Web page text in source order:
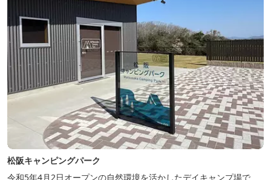
松阪キャンピングパーク
令和5年4月2日オープンの自然環境を活かしたデイキャンプ場で